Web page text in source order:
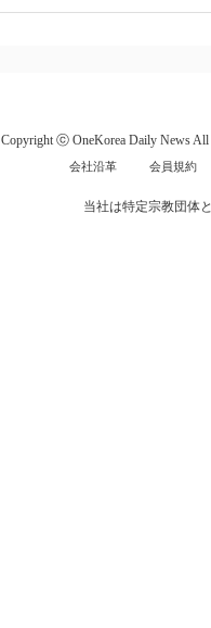
Copyright ⓒ OneKorea Daily News All
会社沿革 会員規約
当社は特定宗教団体